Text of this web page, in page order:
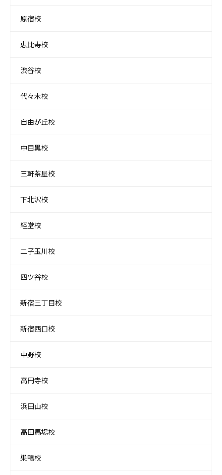
原宿校
恵比寿校
渋谷校
代々木校
自由が丘校
中目黒校
三軒茶屋校
下北沢校
経堂校
二子玉川校
四ツ谷校
新宿三丁目校
新宿西口校
中野校
高円寺校
浜田山校
高田馬場校
巣鴨校